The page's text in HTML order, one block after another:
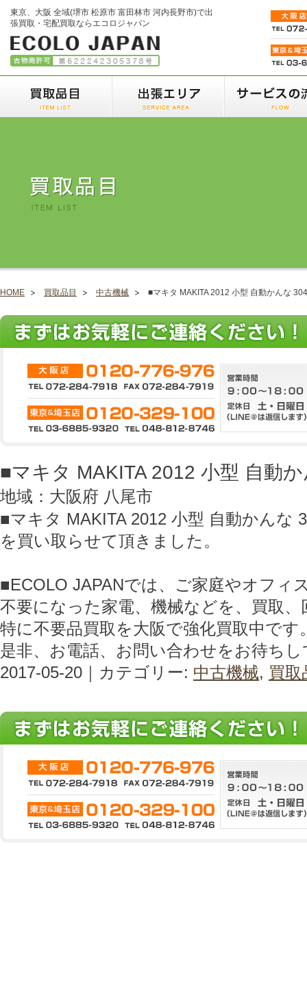
東京、大阪 全域(堺市 松原市 富田林市 河内長野市)で出
張買取・宅配買取ならエコロジャパン
HOME 買取品目 中古機械 ■マキタ MAKITA 2012 小型 自動かんな
■マキタ MAKITA 2012 小型 自動
地域：大阪府 八尾市
■マキタ MAKITA 2012 小型 自動かんな
を買い取らせて頂きました。
■ECOLO JAPANでは、ご家庭やオフィ
不要になった家電、機械などを、買取
特に不要品買取を大阪で強化買取中です
是非、お電話、お問い合わせをお待ち
2017-05-20｜カテゴリー: 中古機械, 買取